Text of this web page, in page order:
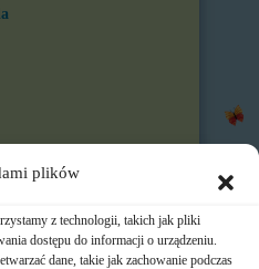
plików
z technologii, takich jak pliki
dostępu do informacji o urządzeniu.
dane, takie jak zachowanie podczas